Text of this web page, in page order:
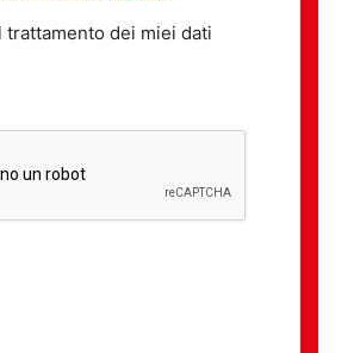
trattamento dei miei dati